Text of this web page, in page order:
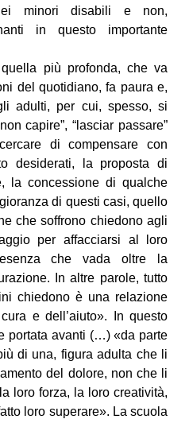
minori disabili e non,
in questo importante
più profonda, che va
del quotidiano, fa paura e,
adulti, per cui, spesso, si
capire”, “lasciar passare”
di compensare con
desiderati, la proposta di
la concessione di qualche
di questi casi, quello
che soffrono chiedono agli
per affacciarsi al loro
che vada oltre la
In altre parole, tutto
chiedono è una relazione
e dell’aiuto». In questo
portata avanti (…) «da parte
di una, figura adulta che li
del dolore, non che li
loro forza, la loro creatività,
loro superare». La scuola